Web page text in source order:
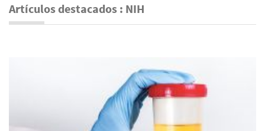
Artículos destacados : NIH